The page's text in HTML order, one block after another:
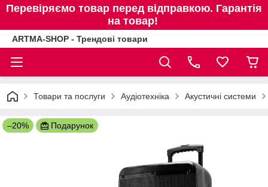
Перевіряємо товар перед відправкою. Гарантія
на товар!
ARTMA-SHOP - Трендові товари
Товари та послуги Аудіотехніка Акустичні системи
–20% Подарунок